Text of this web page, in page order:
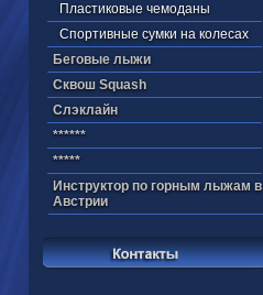
Пластиковые чемоданы
Cпортивные сумки на колесах
Беговые лыжи
Cквош Squash
Cлэклайн
******
*****
Инструктор по горным лыжам в
Австрии